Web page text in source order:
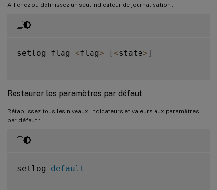
FILE = false
Affichez ou définissez un seul indicateur de journalisation :
setlog flag <flag> [ <state> ]
Restaurer les paramètres par défaut
Rétablissez tous les niveaux, indicateurs et valeurs aux paramètres
par défaut :
setlog default